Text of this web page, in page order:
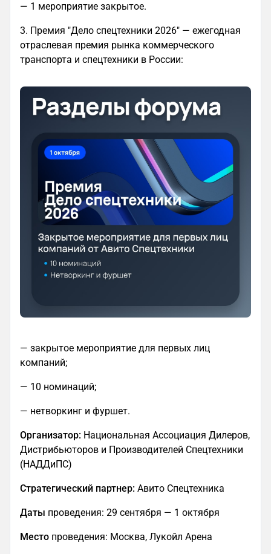
— 1 мероприятие закрытое.
3. Премия "Дело спецтехники 2026" — ежегодная
отраслевая премия рынка коммерческого
транспорта и спецтехники в России:
— закрытое мероприятие для первых лиц
компаний;
— 10 номинаций;
— нетворкинг и фуршет.
Организатор: Национальная Ассоциация Дилеров,
Дистрибьюторов и Производителей Спецтехники
(НАДДиПС)
Стратегический партнер: Авито Спецтехника
Даты проведения: 29 сентября — 1 октября
Место проведения: Москва, Лукойл Арена